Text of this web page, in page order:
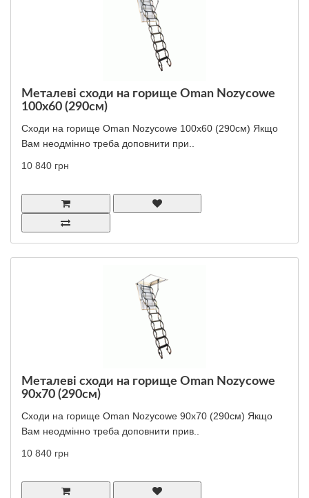
Металеві сходи на горище Oman Nozycowe
100x60 (290см)
Сходи на горище Oman Nozycowe 100x60 (290см) Якщо
Вам неодмінно треба доповнити при..
10 840 грн
Металеві сходи на горище Oman Nozycowe
90x70 (290см)
Сходи на горище Oman Nozycowe 90x70 (290см) Якщо
Вам неодмінно треба доповнити прив..
10 840 грн